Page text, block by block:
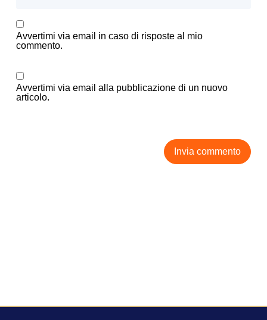
Avvertimi via email in caso di risposte al mio
commento.
Avvertimi via email alla pubblicazione di un nuovo
articolo.